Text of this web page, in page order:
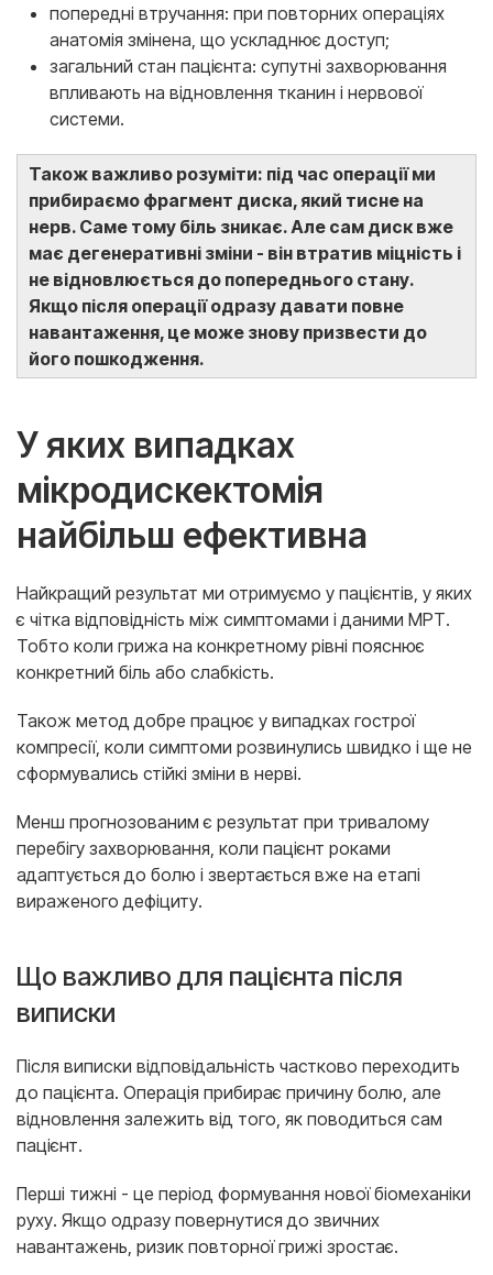
попередні втручання: при повторних операціях
анатомія змінена, що ускладнює доступ;
загальний стан пацієнта: супутні захворювання
впливають на відновлення тканин і нервової
системи.
Також важливо розуміти: під час операції ми
прибираємо фрагмент диска, який тисне на
нерв. Саме тому біль зникає. Але сам диск вже
має дегенеративні зміни - він втратив міцність і
не відновлюється до попереднього стану.
Якщо після операції одразу давати повне
навантаження, це може знову призвести до
його пошкодження.
У яких випадках
мікродискектомія
найбільш ефективна
Найкращий результат ми отримуємо у пацієнтів, у яких
є чітка відповідність між симптомами і даними МРТ.
Тобто коли грижа на конкретному рівні пояснює
конкретний біль або слабкість.
Також метод добре працює у випадках гострої
компресії, коли симптоми розвинулись швидко і ще не
сформувались стійкі зміни в нерві.
Менш прогнозованим є результат при тривалому
перебігу захворювання, коли пацієнт роками
адаптується до болю і звертається вже на етапі
вираженого дефіциту.
Що важливо для пацієнта після
виписки
Після виписки відповідальність частково переходить
до пацієнта. Операція прибирає причину болю, але
відновлення залежить від того, як поводиться сам
пацієнт.
Перші тижні - це період формування нової біомеханіки
руху. Якщо одразу повернутися до звичних
навантажень, ризик повторної грижі зростає.